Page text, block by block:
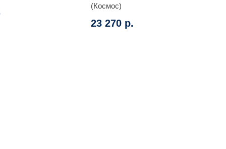
(Космос)
23 270 р.